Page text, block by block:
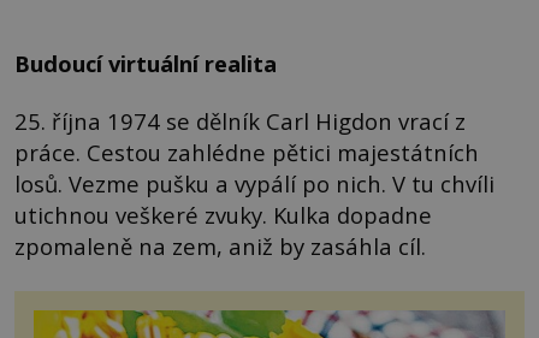
Budoucí virtuální realita
25. října 1974 se dělník Carl Higdon vrací z
práce. Cestou zahlédne pětici majestátních
losů. Vezme pušku a vypálí po nich. V tu chvíli
utichnou veškeré zvuky. Kulka dopadne
zpomaleně na zem, aniž by zasáhla cíl.